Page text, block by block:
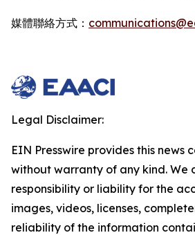
媒體聯絡方式：
Legal Disclaimer:
EIN Presswire provides this news
without warranty of any kind. We
responsibility or liability for the
images, videos, licenses,
reliability of the information